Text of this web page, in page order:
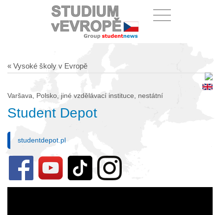
« Vysoké školy v Evropě
Varšava, Polsko, jiné vzdělávací instituce, nestátní
Student Depot
studentdepot.pl